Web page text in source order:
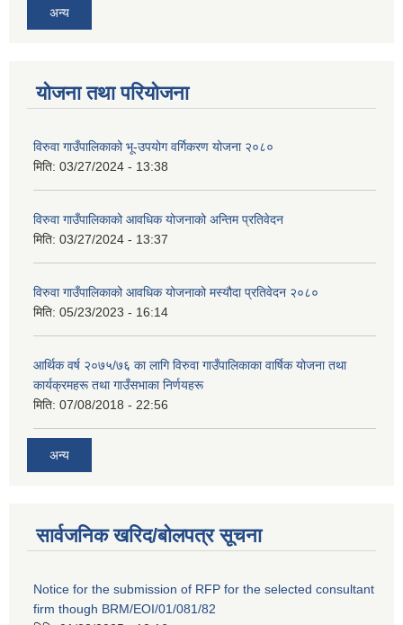
अन्य
योजना तथा परियोजना
विरुवा गाउँपालिकाको भू-उपयोग वर्गिकरण योजना २०८०
मिति: 03/27/2024 - 13:38
विरुवा गाउँपालिकाको आवधिक योजनाको अन्तिम प्रतिवेदन
मिति: 03/27/2024 - 13:37
विरुवा गाउँपालिकाको आवधिक योजनाको मस्यौदा प्रतिवेदन २०८०
मिति: 05/23/2023 - 16:14
आर्थिक वर्ष २०७५/७६ का लागि विरुवा गाउँपालिकाका वार्षिक योजना तथा
कार्यक्रमहरू तथा गाउँसभाका निर्णयहरू
मिति: 07/08/2018 - 22:56
अन्य
सार्वजनिक खरिद/बोलपत्र सूचना
Notice for the submission of RFP for the selected consultant
firm though BRM/EOI/01/081/82